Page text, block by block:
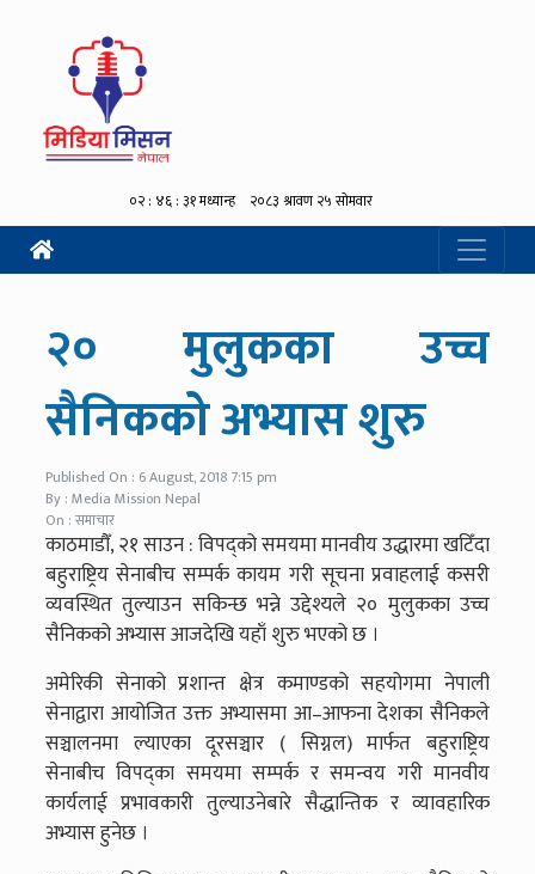
२० मुलुकका उच्च
सैनिकको अभ्यास शुरु
Published On : 6 August, 2018 7:15 pm
By : Media Mission Nepal
On : समाचार
काठमाडौँ, २१ साउन : विपद्को समयमा मानवीय उद्धारमा खटिँदा
बहुराष्ट्रिय सेनाबीच सम्पर्क कायम गरी सूचना प्रवाहलाई कसरी
व्यवस्थित तुल्याउन सकिन्छ भन्ने उद्देश्यले २० मुलुकका उच्च
सैनिकको अभ्यास आजदेखि यहाँ शुरु भएको छ ।
अमेरिकी सेनाको प्रशान्त क्षेत्र कमाण्डको सहयोगमा नेपाली
सेनाद्वारा आयोजित उक्त अभ्यासमा आ–आफना देशका सैनिकले
सञ्चालनमा ल्याएका दूरसञ्चार ( सिग्नल) मार्फत बहुराष्ट्रिय
सेनाबीच विपद्का समयमा सम्पर्क र समन्वय गरी मानवीय
कार्यलाई प्रभावकारी तुल्याउनेबारे सैद्धान्तिक र व्यावहारिक
अभ्यास हुनेछ ।